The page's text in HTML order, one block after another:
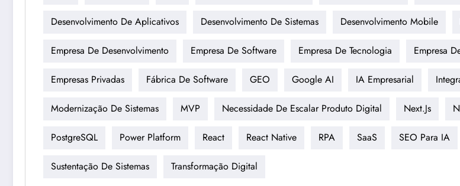
Desenvolvimento De Aplicativos Desenvolvimento De Sistemas Desenvolvimento Mobile
Empresa De Desenvolvimento Empresa De Software Empresa De Tecnologia Empresa
Empresas Privadas Fábrica De Software GEO Google AI IA Empresarial
Modernização De Sistemas MVP Necessidade De Escalar Produto Digital Next.js
PostgreSQL Power Platform React React Native RPA SaaS SEO Para IA
Sustentação De Sistemas Transformação Digital